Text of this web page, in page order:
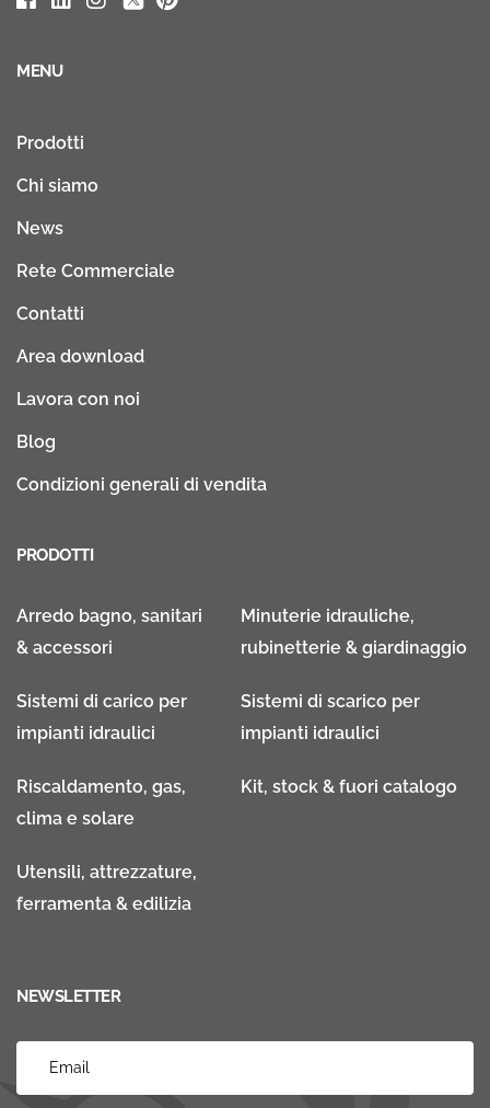
MENU
Prodotti
Chi siamo
News
Rete Commerciale
Contatti
Area download
Lavora con noi
Blog
Condizioni generali di vendita
PRODOTTI
Arredo bagno, sanitari
& accessori
Minuterie idrauliche,
rubinetterie & giardinaggio
Sistemi di carico per
impianti idraulici
Sistemi di scarico per
impianti idraulici
Riscaldamento, gas,
clima e solare
Kit, stock & fuori catalogo
Utensili, attrezzature,
ferramenta & edilizia
NEWSLETTER